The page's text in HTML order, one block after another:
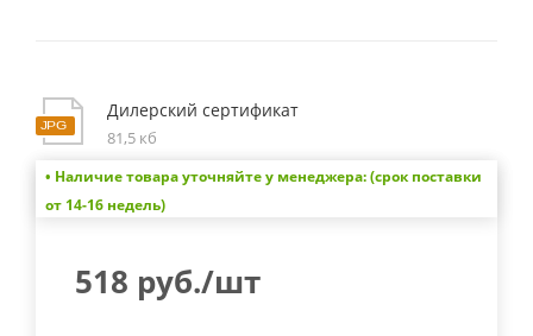
Дилерский сертификат
81,5 кб
• Наличие товара уточняйте у менеджера: (срок поставки
от 14-16 недель)
518 руб./шт